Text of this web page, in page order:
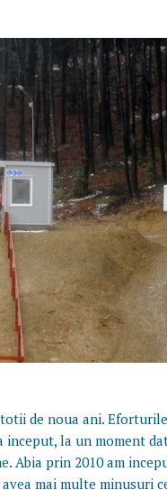
de noua ani.
la un moment
Abia prin 2010 am
mai multe minusuri